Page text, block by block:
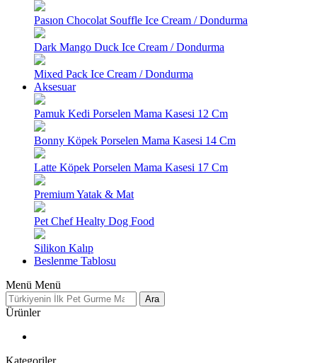
Pasıon Chocolat Souffle Ice Cream / Dondurma
Dark Mango Duck Ice Cream / Dondurma
Mixed Pack Ice Cream / Dondurma
Aksesuar
Pamuk Kedi Porselen Mama Kasesi 12 Cm
Bonny Köpek Porselen Mama Kasesi 14 Cm
Latte Köpek Porselen Mama Kasesi 17 Cm
Premium Yatak & Mat
Pet Chef Healty Dog Food
Silikon Kalıp
Beslenme Tablosu
Menü Menü
Ara
Ürünler
Kategoriler